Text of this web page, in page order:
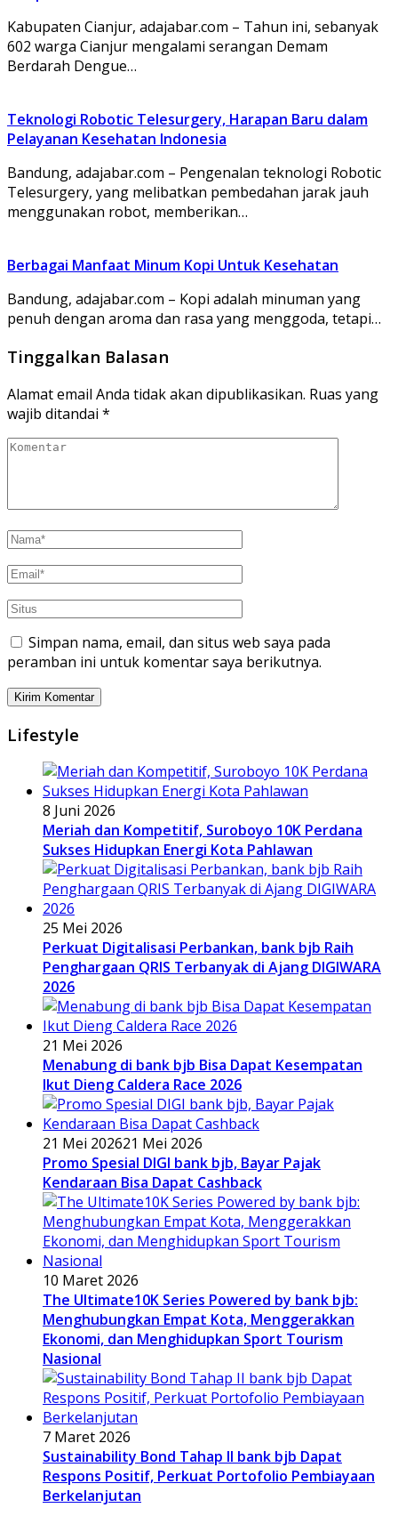
Kabupaten Cianjur, adajabar.com – Tahun ini, sebanyak
602 warga Cianjur mengalami serangan Demam
Berdarah Dengue…
Teknologi Robotic Telesurgery, Harapan Baru dalam
Pelayanan Kesehatan Indonesia
Bandung, adajabar.com – Pengenalan teknologi Robotic
Telesurgery, yang melibatkan pembedahan jarak jauh
menggunakan robot, memberikan…
Berbagai Manfaat Minum Kopi Untuk Kesehatan
Bandung, adajabar.com – Kopi adalah minuman yang
penuh dengan aroma dan rasa yang menggoda, tetapi…
Tinggalkan Balasan
Alamat email Anda tidak akan dipublikasikan. Ruas yang
wajib ditandai *
Simpan nama, email, dan situs web saya pada
peramban ini untuk komentar saya berikutnya.
Lifestyle
8 Juni 2026
Meriah dan Kompetitif, Suroboyo 10K Perdana
Sukses Hidupkan Energi Kota Pahlawan
25 Mei 2026
Perkuat Digitalisasi Perbankan, bank bjb Raih
Penghargaan QRIS Terbanyak di Ajang DIGIWARA
2026
21 Mei 2026
Menabung di bank bjb Bisa Dapat Kesempatan
Ikut Dieng Caldera Race 2026
21 Mei 202621 Mei 2026
Promo Spesial DIGI bank bjb, Bayar Pajak
Kendaraan Bisa Dapat Cashback
10 Maret 2026
The Ultimate10K Series Powered by bank bjb:
Menghubungkan Empat Kota, Menggerakkan
Ekonomi, dan Menghidupkan Sport Tourism
Nasional
7 Maret 2026
Sustainability Bond Tahap II bank bjb Dapat
Respons Positif, Perkuat Portofolio Pembiayaan
Berkelanjutan